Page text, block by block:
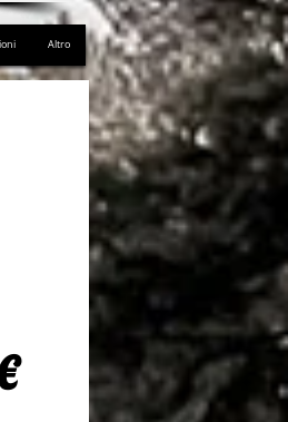
Altro
Prezzo scontato